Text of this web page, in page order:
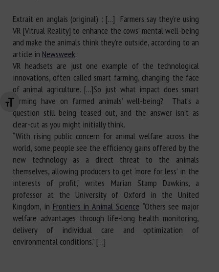
Changer la taille de la police
Extrait en anglais (original) : […] Farmers say they’re using
VR [Vitrual Reality] to enhance the cows’ mental well-being
and make the animals think they’re outside, according to an
article in Newsweek.
VR headsets are just one example of the technological
innovations, often called smart farming, changing the face
of animal agriculture. […]So just what impact does smart
farming have on farmed animals’ well-being? That’s a
question still being teased out, and the answer isn’t as
clear-cut as you might initially think.
“With rising public concern for animal welfare across the
world, some people see the efficiency gains offered by the
new technology as a direct threat to the animals
themselves, allowing producers to get ‘more for less’ in the
interests of profit,” writes Marian Stamp Dawkins, a
professor at the University of Oxford in the United
Kingdom, in Frontiers in Animal Science. “Others see major
welfare advantages through life-long health monitoring,
delivery of individual care and optimization of
environmental conditions.” […]